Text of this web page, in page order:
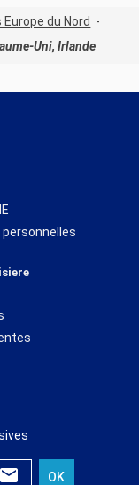
du Nord
Uni, Irlande
OK